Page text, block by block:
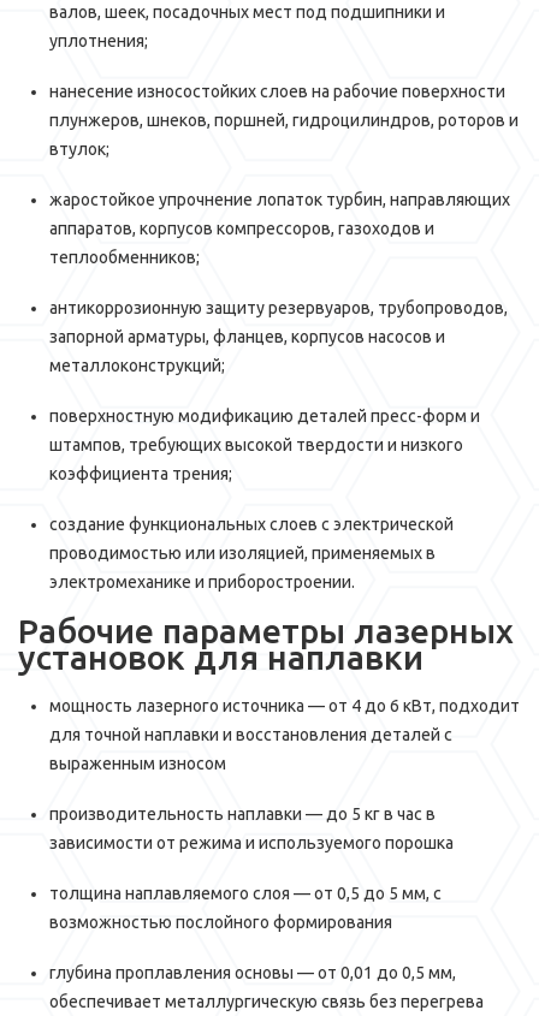
валов, шеек, посадочных мест под подшипники и
уплотнения;
нанесение износостойких слоев на рабочие поверхности
плунжеров, шнеков, поршней, гидроцилиндров, роторов и
втулок;
жаростойкое упрочнение лопаток турбин, направляющих
аппаратов, корпусов компрессоров, газоходов и
теплообменников;
антикоррозионную защиту резервуаров, трубопроводов,
запорной арматуры, фланцев, корпусов насосов и
металлоконструкций;
поверхностную модификацию деталей пресс-форм и
штампов, требующих высокой твердости и низкого
коэффициента трения;
создание функциональных слоев с электрической
проводимостью или изоляцией, применяемых в
электромеханике и приборостроении.
Рабочие параметры лазерных
установок для наплавки
мощность лазерного источника — от 4 до 6 кВт, подходит
для точной наплавки и восстановления деталей с
выраженным износом
производительность наплавки — до 5 кг в час в
зависимости от режима и используемого порошка
толщина наплавляемого слоя — от 0,5 до 5 мм, с
возможностью послойного формирования
глубина проплавления основы — от 0,01 до 0,5 мм,
обеспечивает металлургическую связь без перегрева